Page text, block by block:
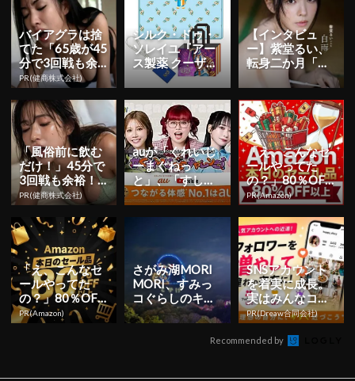
バイアグラは捨
てた「65歳が45
分で3回戦も余
裕」980円で朝
まで絶好調！
PR(健商株式会社)
シルク・ドゥ・
ソレイユ『アー
ス製薬 クーザ』
東京公演の日程
＆チケット情報
解禁！日...
【インタビュ
ー】紫堂るい、
転身二か月「も
っと知っていた
だくことを目標
に」 初ヘア...
「風俗前に飲む
だけ！」45分で
3回戦も余裕！9
80円で朝まで絶
好調
PR(健商株式会社)
auが「くれいじ
ーまぐねっ
と」、「すしら
ーめん《り
く》」、「ひみ
「え、こんなセ
ールやってた
の？」80％OFF
以上が続々登
場！Amazonの本
気が...
PR(Amazon)
「え、こんなセ
ールやってた
の？」80％OFF
以上が続々登
場！Amazonの本
PR(Amazon)
さがみ湖MORI
MORI、すみっ
コぐらしのキャ
ラクターが夜空
を彩る 「すみっ
SNSアカウント
を着実に成長。
実はみんなココ
使ってます。
PR(Dreaw合同会社)
Recommended by